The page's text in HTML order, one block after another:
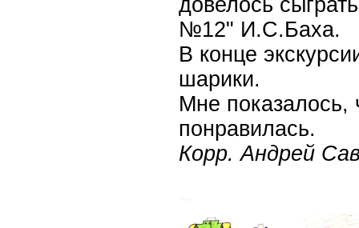
довелось
№12" И.С.Баха.
В конце
шарики.
Мне показалось,
понравилась.
Корр. Андрей